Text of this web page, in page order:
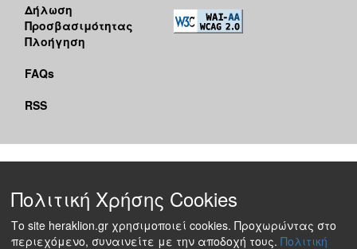
Δήλωση
Προσβασιμότητας
Πλοήγηση
FAQs
RSS
Πολιτική Χρήσης Cookies
Το site heraklion.gr χρησιμοποιεί cookies. Προχωρώντας στο
περιεχόμενο, συναινείτε με την αποδοχή τους. Πολιτική